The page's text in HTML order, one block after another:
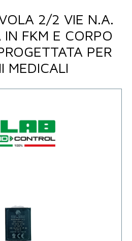
2/2 VIE N.A.
FKM E CORPO
PER
MEDICALI